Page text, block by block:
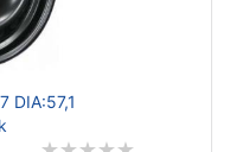
DIA:57,1